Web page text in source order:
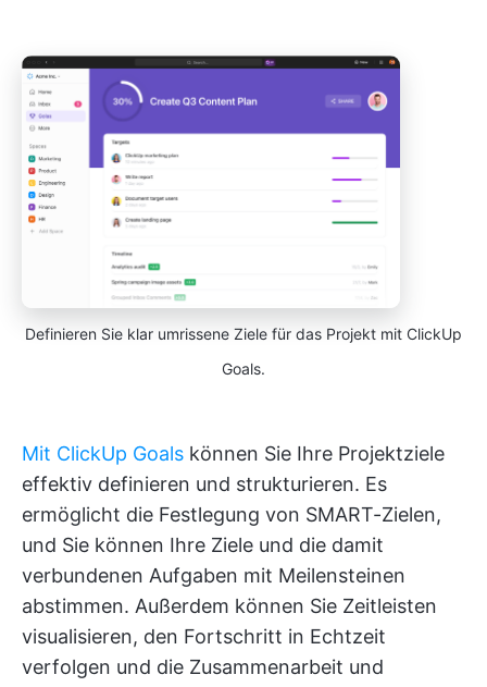
Definieren Sie klar umrissene Ziele für das Projekt mit ClickUp
Goals.
Mit ClickUp Goals können Sie Ihre Projektziele
effektiv definieren und strukturieren. Es
ermöglicht die Festlegung von SMART-Zielen,
und Sie können Ihre Ziele und die damit
verbundenen Aufgaben mit Meilensteinen
abstimmen. Außerdem können Sie Zeitleisten
visualisieren, den Fortschritt in Echtzeit
verfolgen und die Zusammenarbeit und